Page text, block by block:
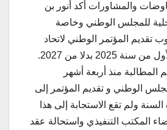
والمشاورات أكد أنور بن
للمجلس الوطني وخاصة
بوجوب تقديم المؤتمر الوطني لاتحاد
بدلا من 2027.
المطالبة منذ أربعة أشهر
الوطني و تقديم المؤتمر إلى
السنة ولم تقع الاستجابة إلى هذا
المكتب التنفيذي واستحالة عقد